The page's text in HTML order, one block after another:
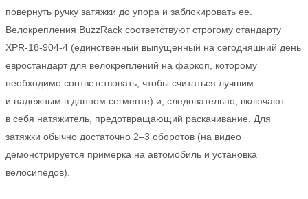
повернуть ручку затяжки до упора и заблокировать ее.
Велокрепления BuzzRack соответствуют строгому стандарту
XPR-18-904-4 (единственный выпущенный на сегодняшний день
евростандарт для велокреплений на фаркоп, которому
необходимо соответствовать, чтобы считаться лучшим
и надежным в данном сегменте) и, следовательно, включают
в себя натяжитель, предотвращающий раскачивание. Для
затяжки обычно достаточно 2–3 оборотов (на видео
демонстрируется примерка на автомобиль и установка
велосипедов).